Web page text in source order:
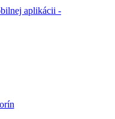
aplikácii -